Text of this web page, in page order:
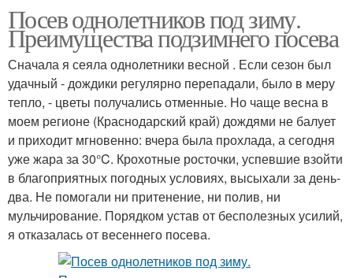
Посев однолетников под зиму.
Преимущества подзимнего посева
Сначала я сеяла однолетники весной . Если сезон был
удачный - дождики регулярно перепадали, было в меру
тепло, - цветы получались отменные. Но чаще весна в
моем регионе (Краснодарский край) дождями не балует
и приходит мгновенно: вчера была прохлада, а сегодня
уже жара за 30°C. Крохотные росточки, успевшие взойти
в благоприятных погодных условиях, высыхали за день-
два. Не помогали ни притенение, ни полив, ни
мульчирование. Порядком устав от бесполезных усилий,
я отказалась от весеннего посева.